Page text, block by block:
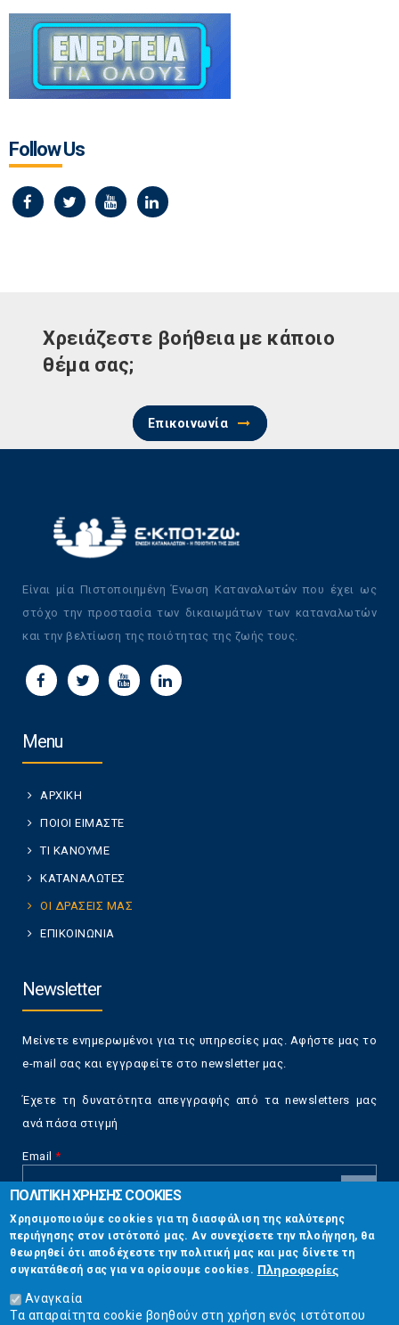
Follow Us
Χρειάζεστε βοήθεια με κάποιο
θέμα σας;
Επικοινωνία
Είναι μία Πιστοποιημένη Ένωση Καταναλωτών που έχει ως
στόχο την προστασία των δικαιωμάτων των καταναλωτών
και την βελτίωση της ποιότητας της ζωής τους.
Menu
ΑΡΧΙΚΗ
ΠΟΙΟΙ ΕΙΜΑΣΤΕ
ΤΙ ΚΑΝΟΥΜΕ
ΚΑΤΑΝΑΛΩΤΕΣ
ΟΙ ΔΡΑΣΕΙΣ ΜΑΣ
ΕΠΙΚΟΙΝΩΝΙΑ
Newsletter
Μείνετε ενημερωμένοι για τις υπηρεσίες μας. Αφήστε μας το
e-mail σας και εγγραφείτε στο newsletter μας.
Έχετε τη δυνατότητα απεγγραφής από τα newsletters μας
ανά πάσα στιγμή
Email *
CAPTCHA
This
question is
for testing
whether or
not you are a
human visitor
Επικοινωνία
Στουρνάρη 17, Αθήνα 10683
ΠΟΛΙΤΙΚΗ ΧΡΗΣΗΣ COOKIES
Χρησιμοποιούμε cookies για τη διασφάλιση της καλύτερης
περιήγησης στον ιστότοπό μας. Αν συνεχίσετε την πλοήγηση, θα
θεωρηθεί ότι αποδέχεστε την πολιτική μας και μας δίνετε τη
συγκατάθεσή σας για να ορίσουμε cookies. Πληροφορίες
Αναγκαία
Τα απαραίτητα cookie βοηθούν στη χρήση ενός ιστότοπου